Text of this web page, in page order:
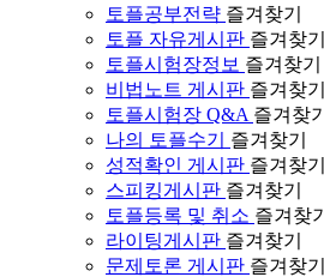
토플공부전략 즐겨찾기
토플 자유게시판 즐겨찾기
토플시험장정보 즐겨찾기
비법노트 게시판 즐겨찾기
토플시험장 Q&A 즐겨찾기
나의 토플수기
즐겨찾기
성적확인 게시판 즐겨찾기
스피킹게시판 즐겨찾기
토플등록 및 취소 즐겨찾기
라이팅게시판 즐겨찾기
문제토론 게시판 즐겨찾기